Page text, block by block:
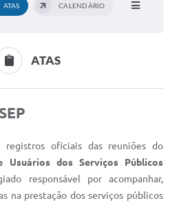
ATAS CALENDÁRIO
ATAS
oficiais das reuniões do
Usuários dos Serviços Públicos
responsável por acompanhar,
na prestação dos serviços públicos